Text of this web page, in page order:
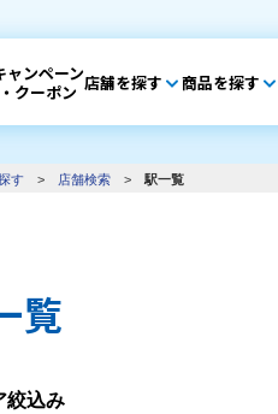
ャンペーン
・クーポン 店舗を探す 商品を探す
す > 店舗検索 > 駅一覧
覧
絞込み